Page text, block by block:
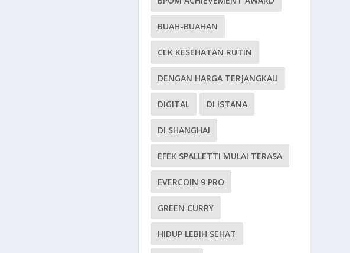
BUAH-BUAHAN
CEK KESEHATAN RUTIN
DENGAN HARGA TERJANGKAU
DIGITAL DI ISTANA
DI SHANGHAI
EFEK SPALLETTI MULAI TERASA
EVERCOIN 9 PRO
GREEN CURRY
HIDUP LEBIH SEHAT